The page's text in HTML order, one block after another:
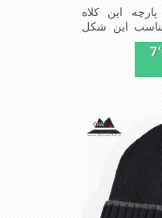
این کلاه
این شکل
شیک ومناسب
عالی,بافتی
فرمی